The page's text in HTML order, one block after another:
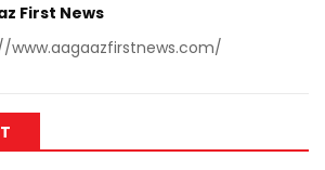
First News
www.aagaazfirstnews.com/